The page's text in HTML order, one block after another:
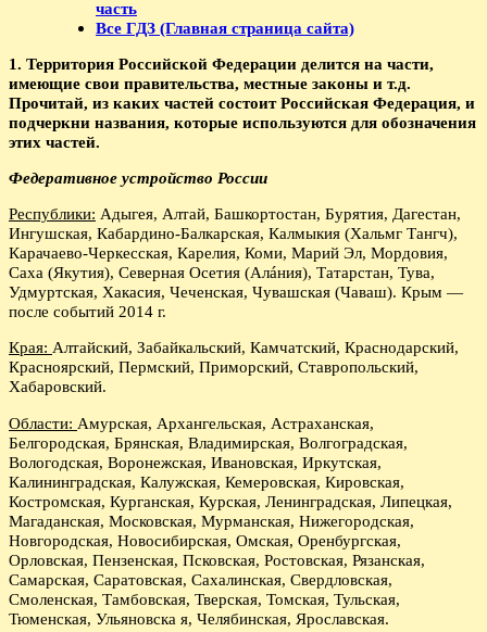
часть
Все ГДЗ (Главная страница сайта)
1. Территория Российской Федерации делится на части,
имеющие свои правительства, местные законы и т.д.
Прочитай, из каких частей состоит Российская Федерация, и
подчеркни названия, которые используются для обозначения
этих частей.
Федеративное устройство России
Республики: Адыгея, Алтай, Башкортостан, Бурятия, Дагестан,
Ингушская, Кабардино-Балкарская, Калмыкия (Хальмг Тангч),
Карачаево-Черкесская, Карелия, Коми, Марий Эл, Мордовия,
Саха (Якутия), Северная Осетия (Aлáния), Татарстан, Тува,
Удмуртская, Хакасия, Чеченская, Чувашская (Чаваш). Крым —
после событий 2014 г.
Края: Алтайский, Забайкальский, Камчатский, Краснодарский,
Красноярский, Пермский, Приморский, Ставропольский,
Хабаровский.
Области: Амурская, Архангельская, Астраханская,
Белгородская, Брянская, Владимирская, Волгоградская,
Вологодская, Воронежская, Ивановская, Иркутская,
Калининградская, Калужская, Кемеровская, Кировская,
Костромская, Курганская, Курская, Ленинградская, Липецкая,
Магаданская, Московская, Мурманская, Нижегородская,
Новгородская, Новосибирская, Омская, Оренбургская,
Орловская, Пензенская, Псковская, Ростовская, Рязанская,
Самарская, Саратовская, Сахалинская, Свердловская,
Смоленская, Тамбовская, Тверская, Томская, Тульская,
Тюменская, Ульяновска я, Челябинская, Ярославская.